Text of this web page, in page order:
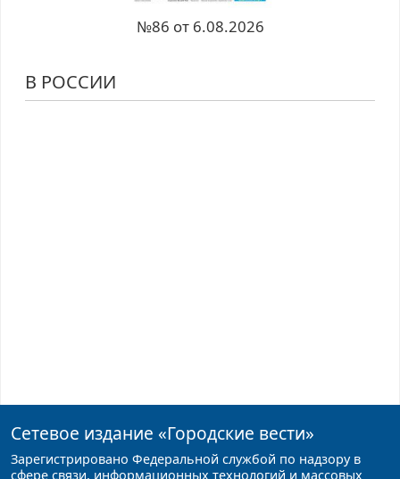
№86 от 6.08.2026
В РОССИИ
Сетевое издание «Городские вести»
Зарегистрировано Федеральной службой по надзору в
сфере связи, информационных технологий и массовых